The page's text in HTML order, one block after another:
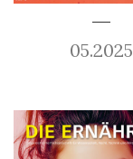
05.2025